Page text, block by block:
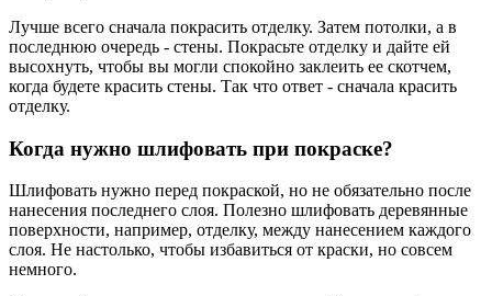
Лучше всего сначала покрасить отделку. Затем потолки, а в
последнюю очередь - стены. Покрасьте отделку и дайте ей
высохнуть, чтобы вы могли спокойно заклеить ее скотчем,
когда будете красить стены. Так что ответ - сначала красить
отделку.
Когда нужно шлифовать при покраске?
Шлифовать нужно перед покраской, но не обязательно после
нанесения последнего слоя. Полезно шлифовать деревянные
поверхности, например, отделку, между нанесением каждого
слоя. Не настолько, чтобы избавиться от краски, но совсем
немного.